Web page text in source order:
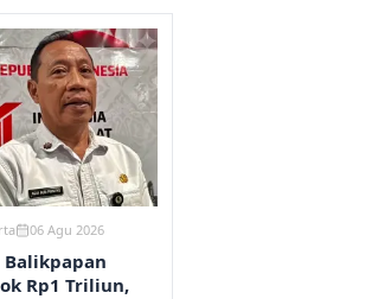
06 Agu 2026
Balikpapan
Rp1 Triliun,